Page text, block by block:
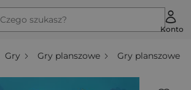
Czego szukasz?
Konto
Gry Gry planszowe Gry planszowe